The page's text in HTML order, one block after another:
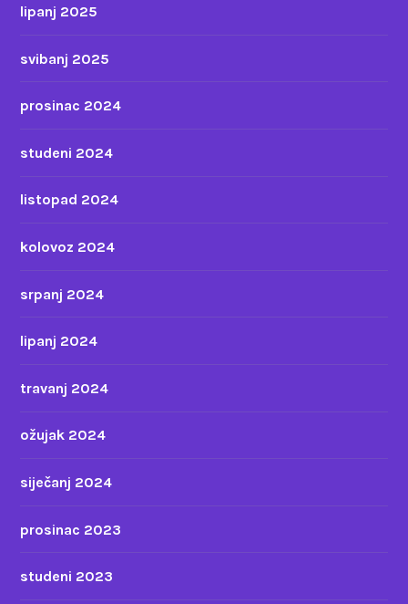
lipanj 2025
svibanj 2025
prosinac 2024
studeni 2024
listopad 2024
kolovoz 2024
srpanj 2024
lipanj 2024
travanj 2024
ožujak 2024
siječanj 2024
prosinac 2023
studeni 2023